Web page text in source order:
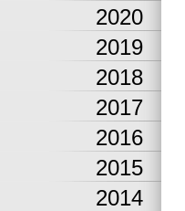
2020
2019
2018
2017
2016
2015
2014